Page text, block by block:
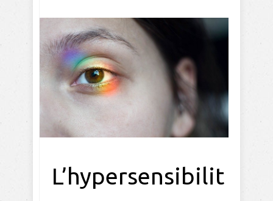
L’hypersensibilit